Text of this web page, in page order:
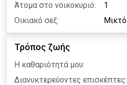
Άτομα στο νοικοκυριό:
1
Οικιακό σεξ:
Μικτό
Τρόπος ζωής
Η καθαριότητά μου:
Διανυκτερεύοντες επισκέπτες: